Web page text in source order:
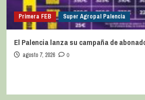
Primera FEB Super Agropal Palencia
El Palencia lanza su campaña de
agosto 7, 2026 0